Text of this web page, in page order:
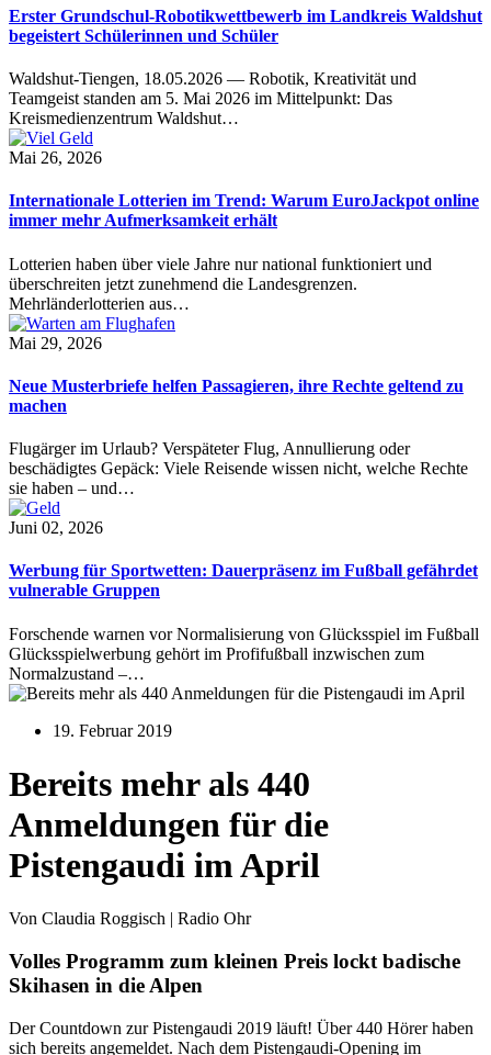
Erster Grundschul-Robotikwettbewerb im Landkreis Waldshut
begeistert Schülerinnen und Schüler
Waldshut-Tiengen, 18.05.2026 — Robotik, Kreativität und
Teamgeist standen am 5. Mai 2026 im Mittelpunkt: Das
Kreismedienzentrum Waldshut…
Mai 26, 2026
Internationale Lotterien im Trend: Warum EuroJackpot online
immer mehr Aufmerksamkeit erhält
Lotterien haben über viele Jahre nur national funktioniert und
überschreiten jetzt zunehmend die Landesgrenzen.
Mehrländerlotterien aus…
Mai 29, 2026
Neue Musterbriefe helfen Passagieren, ihre Rechte geltend zu
machen
Flugärger im Urlaub? Verspäteter Flug, Annullierung oder
beschädigtes Gepäck: Viele Reisende wissen nicht, welche Rechte
sie haben – und…
Juni 02, 2026
Werbung für Sportwetten: Dauerpräsenz im Fußball gefährdet
vulnerable Gruppen
Forschende warnen vor Normalisierung von Glücksspiel im Fußball
Glücksspielwerbung gehört im Profifußball inzwischen zum
Normalzustand –…
19. Februar 2019
Bereits mehr als 440
Anmeldungen für die
Pistengaudi im April
Von Claudia Roggisch | Radio Ohr
Volles Programm zum kleinen Preis lockt badische
Skihasen in die Alpen
Der Countdown zur Pistengaudi 2019 läuft! Über 440 Hörer haben
sich bereits angemeldet. Nach dem Pistengaudi-Opening im